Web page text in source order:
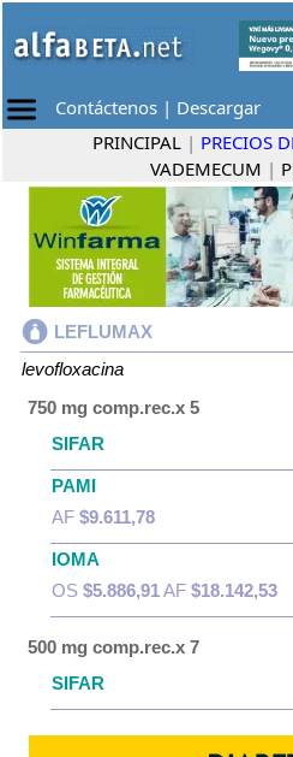
Contáctenos | Descargar
PRINCIPAL | PRECIOS
VADEMECUM |
LEFLUMAX
levofloxacina
750 mg comp.rec.x 5
SIFAR
PAMI
AF $9.611,78
IOMA
OS $5.886,91AF $18.142,53
500 mg comp.rec.x 7
SIFAR